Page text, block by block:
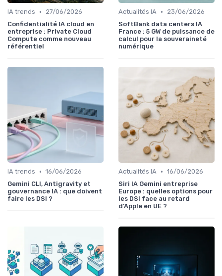
IA trends •
27/06/2026
Confidentialité IA cloud en
entreprise : Private Cloud
Compute comme nouveau
référentiel
Actualités IA •
23/06/2026
SoftBank data centers IA
France : 5 GW de puissance de
calcul pour la souveraineté
numérique
IA trends • 16/06/2026
Gemini CLI, Antigravity et
gouvernance IA : que doivent
faire les DSI ?
Actualités IA • 16/06/2026
Siri IA Gemini entreprise
Europe : quelles options pour
les DSI face au retard
d’Apple en UE ?